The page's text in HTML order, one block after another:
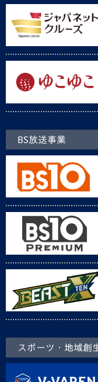
BS放送事業
スポーツ・地域創